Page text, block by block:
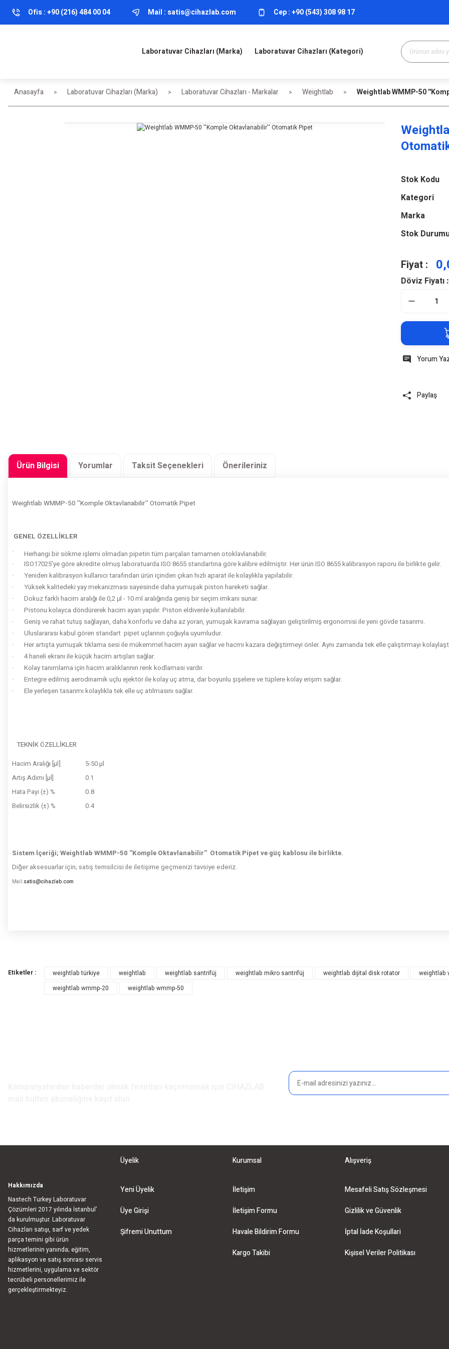
Ofis :+90 (216) 484 00 04 Mail : satis@cihazlab.com Cep :+90 (543) 308 98 17
Laboratuvar Cihazları (Marka) Laboratuvar Cihazları (Kategori)
Anasayfa Laboratuvar Cihazları (Marka) Laboratuvar Cihazları - Markalar Weightlab Weightlab WMMP-50
Stok Kodu
Kategori
Marka
Stok
Fiyat :
Döviz Fiyatı :
Yorum
Paylaş
Ürün Bilgisi Yorumlar Taksit Seçenekleri Önerileriniz
Weightlab WMMP-50 ''Komple Oktavlanabilir'' Otomatik Pipet
GENEL ÖZELLİKLER
·
Herhangi bir sökme işlemi olmadan pipetin tüm parçaları tamamen otoklavlanabilir.
·
ISO17025'ye göre akredite olmuş laboratuarda ISO 8655 standartına göre kalibre edilmiştir. Her ürün ISO 8655 kalibrasyon raporu ile birlikte gelir.
·
Yeniden kalibrasyon kullanıcı tarafından ürün içinden çıkan hızlı aparat ile kolaylıkla yapılabilir.
·
Yüksek kalitedeki yay mekanizması sayesinde daha yumuşak piston hareketi sağlar.
·
Dokuz farklı hacim aralığı ile 0,2 μl - 10 ml aralığında geniş bir seçim imkanı sunar.
·
Pistonu kolayca döndürerek hacim ayarı yapılır. Piston eldivenle kullanılabilir.
·
Geniş ve rahat tutuş sağlayan, daha konforlu ve daha az yoran, yumuşak kavrama sağlayan geliştirilmiş ergonomisi ile yeni gövde tasarımı.
·
Uluslararası kabul gören standart pipet uçlarının çoğuyla uyumludur.
·
Her artışta yumuşak tıklama sesi ile mükemmel hacim ayarı sağlar ve hacmi kazara değiştirmeyi önler. Aynı zamanda tek elle çalıştırmayı
·
4 haneli ekranı ile küçük hacim artışları sağlar.
·
Kolay tanımlama için hacim aralıklarının renk kodlaması vardır.
·
Entegre edilmiş aerodinamik uçlu ejektör ile kolay uç atma, dar boyunlu şişelere ve tüplere kolay erişim sağlar.
·
Ele yerleşen tasarımı kolaylıkla tek elle uç atılmasını sağlar.
TEKNİK ÖZELLİKLER
Hacim Aralığı [µl]
5-50 µl
Artış Adımı [µl]
0.1
Hata Payı (±) %
0.8
Belirsizlik (±) % 0.4
Sistem İçeriği; Weightlab WMMP-50 ''Komple Oktavlanabilir'' Otomatik Pipet ve güç kablosu ile birlikte.
Diğer aksesuarlar için; satış temsilcisi ile iletişime geçmenizi tavsiye ederiz.
Mail :satis@cihazlab.com
Etiketler : weightlab türkiye weightlab weightlab santrifüj weightlab mikro santrifüj weightlab dijital disk rotator
weightlab
weightlab wmmp-20
weightlab wmmp-50
Hakkımızda
Nastech Turkey Laboratuvar
Çözümleri 2017 yılında İstanbul’
da kurulmuştur. Laboratuvar
Cihazları satışı, sarf ve yedek
parça temini gibi ürün
hizmetlerinin yanında; eğitim,
aplikasyon ve satış sonrası servis
hizmetlerini, uygulama ve sektör
tecrübeli personellerimiz ile
gerçekleştirmekteyiz.
Üyelik
Yeni Üyelik
Üye Girişi
Şifremi Unuttum
Kurumsal
İletişim
İletişim Formu
Havale Bildirim Formu
Kargo Takibi
Alışveriş
Mesafeli Satış Sözleşmesi
Gizlilik ve Güvenlik
İptal İade Koşullari
Kişisel Veriler Politikası